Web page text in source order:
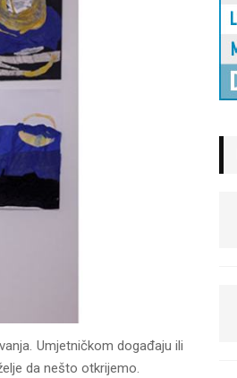
Umjetničkom događaju ili
da nešto otkrijemo.